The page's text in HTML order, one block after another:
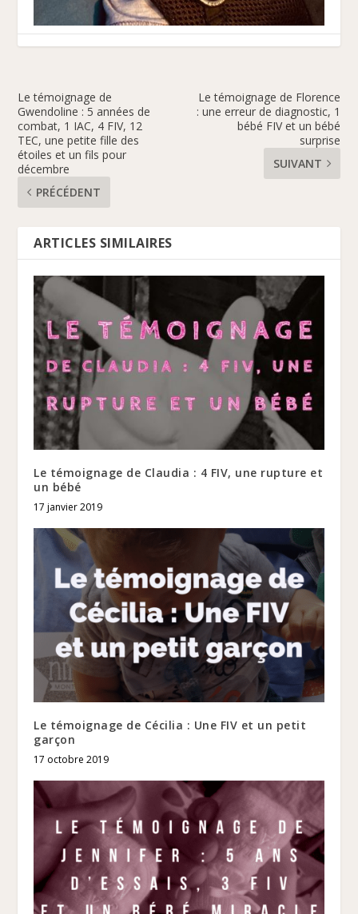
Le témoignage de
Gwendoline : 5 années de
combat, 1 IAC, 4 FIV, 12
TEC, une petite fille des
étoiles et un fils pour
décembre
PRÉCÉDENT
Le témoignage de Florence
: une erreur de diagnostic, 1
bébé FIV et un bébé
surprise
SUIVANT
ARTICLES SIMILAIRES
Le témoignage de Claudia : 4 FIV, une rupture et
un bébé
17 janvier 2019
Le témoignage de Cécilia : Une FIV et un petit
garçon
17 octobre 2019